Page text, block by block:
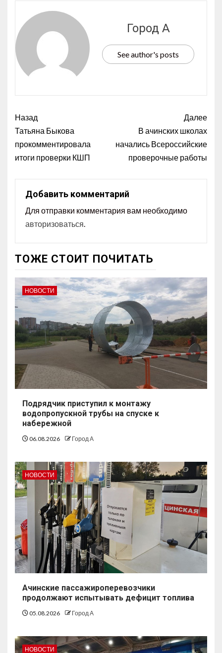
Город А
See author's posts
Назад
Татьяна Быкова
прокомментировала
итоги проверки КШП
Далее
В ачинских школах
начались Всероссийские
проверочные работы
Добавить комментарий
Для отправки комментария вам необходимо
авторизоваться.
ТОЖЕ СТОИТ ПОЧИТАТЬ
НОВОСТИ
Подрядчик приступил к монтажу
водопропускной трубы на спуске к
набережной
06.08.2026 Город А
НОВОСТИ
Ачинские пассажироперевозчики
продолжают испытывать дефицит топлива
05.08.2026 Город А
НОВОСТИ